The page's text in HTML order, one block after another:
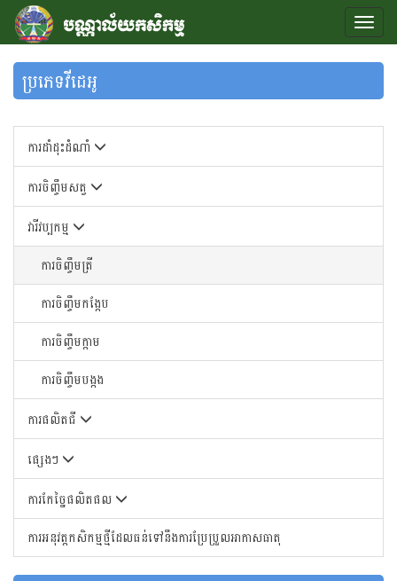
ប្រភេទវីដេអូ
ការដាំដុះដំណាំ
ការចិញ្ចឹមសត្វ
វារីវប្បកម្ម
ការចិញ្ចឹមត្រី
ការចិញ្ចឹមកង្កែប
ការចិញ្ចឹមក្តាម
ការចិញ្ចឹមបង្កង
ការផលិតជី
ផ្សេងៗ
ការកែច្នៃផលិតផល
ការអនុវត្តកសិកម្មថ្មីដែលធន់ទៅនឹងការប្រែប្រួលអាកាសធាតុ